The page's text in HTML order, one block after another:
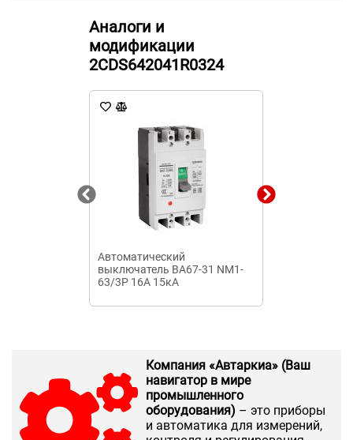
Аналоги и
модификации
2CDS642041R0324
Автоматический
выключатель ВА67-31 NM1-
63/3P 16А 15кА
Компания «Автаркиа» (Ваш
навигатор в мире
промышленного
оборудования) – это приборы
и автоматика для измерений,